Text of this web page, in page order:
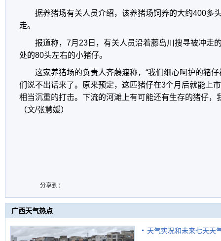
据养猪场有关人员介绍，该养猪场饲养的大约400多
走。
报道称，7月23日，有关人员沿着藤岛川搜寻被冲走
处的80头左右的小猪仔。
这家养猪场的负责人齐藤渡称，“我们细心呵护的猪
们说不出话来了。原来预定，这匹猪仔在3个月后就能上
相当沉重的打击。下流的河滩上有可能还有生存的猪仔，
（文/张慧媛）
分享到：
广西天气热点
天气实况和未来七天天